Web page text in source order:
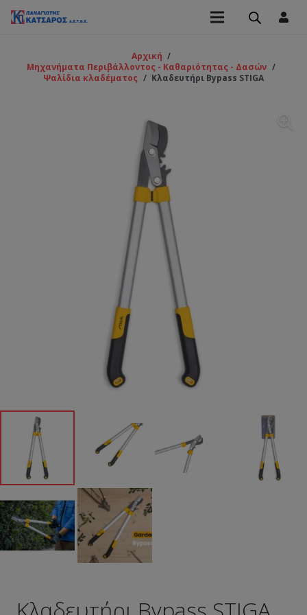
Αρχική /
Μηχανήματα Περιβάλλοντος - Καθαριότητας - Δασών /
Ψαλίδια κλαδέματος / Κλαδευτήρι Bypass STIGA